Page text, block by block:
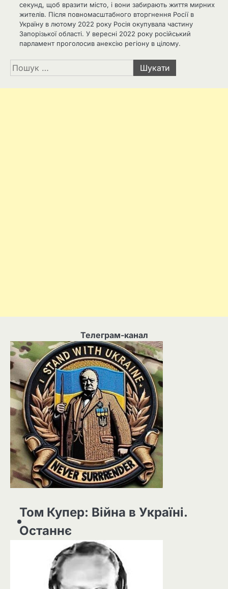
секунд, щоб вразити місто, і вони забирають життя мирних
жителів. Після повномасштабного вторгнення Росії в
Україну в лютому 2022 року Росія окупувала частину
Запорізької області. У вересні 2022 року російський
парламент проголосив анексію регіону в цілому.
Пошук:
Телеграм-канал
Том Купер: Війна в Україні.
Останнє